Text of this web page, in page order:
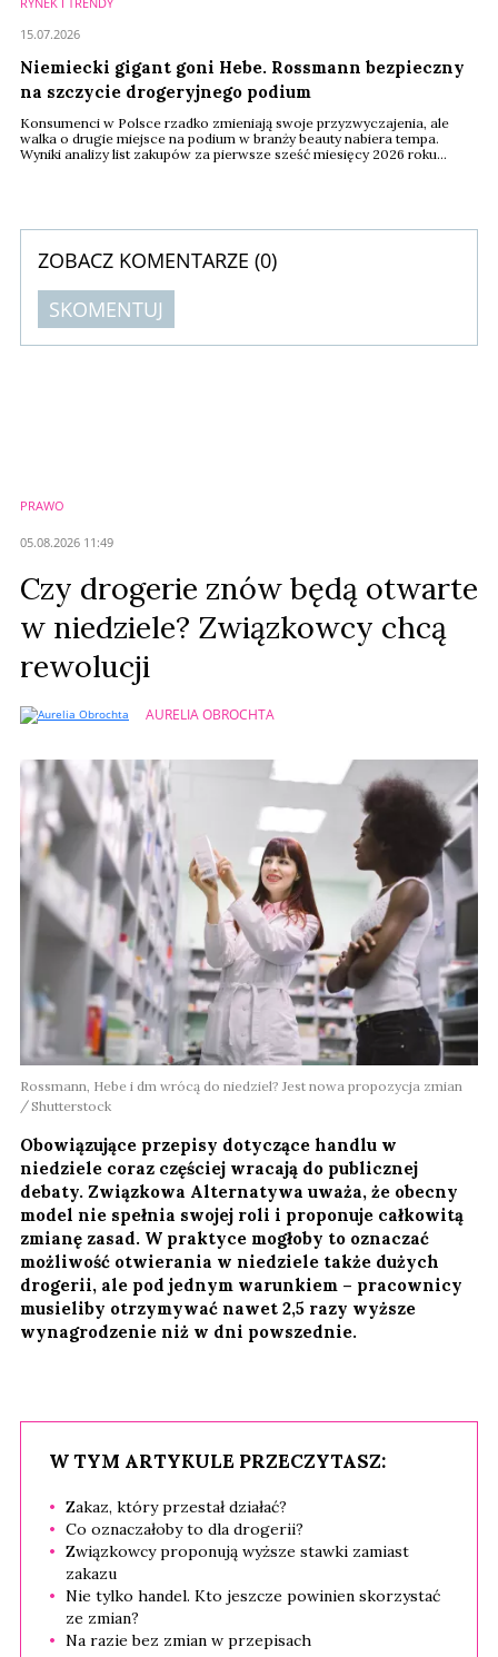
Niemiecki gigant goni Hebe. Rossmann bezpieczny
na szczycie drogeryjnego podium
Konsumenci w Polsce rzadko zmieniają swoje przyzwyczajenia, ale
walka o drugie miejsce na podium w branży beauty nabiera tempa.
Wyniki analizy list zakupów za pierwsze sześć miesięcy 2026 roku
15.07.2026
ZOBACZ KOMENTARZE (0)
SKOMENTUJ
PRAWO
05.08.2026 11:49
Czy drogerie znów będą otwarte
w niedziele? Związkowcy chcą
rewolucji
AURELIA OBROCHTA
Rossmann, Hebe i dm wrócą do niedziel? Jest nowa propozycja zmian
Shutterstock
Obowiązujące przepisy dotyczące handlu w
niedziele coraz częściej wracają do publicznej
debaty. Związkowa Alternatywa uważa, że obecny
model nie spełnia swojej roli i proponuje całkowitą
zmianę zasad. W praktyce mogłoby to oznaczać
możliwość otwierania w niedziele także dużych
drogerii, ale pod jednym warunkiem – pracownicy
musieliby otrzymywać nawet 2,5 razy wyższe
wynagrodzenie niż w dni powszednie.
W TYM ARTYKULE PRZECZYTASZ:
Zakaz, który przestał działać?
Co oznaczałoby to dla drogerii?
Związkowcy proponują wyższe stawki zamiast
zakazu
Nie tylko handel. Kto jeszcze powinien skorzystać
ze zmian?
Na razie bez zmian w przepisach